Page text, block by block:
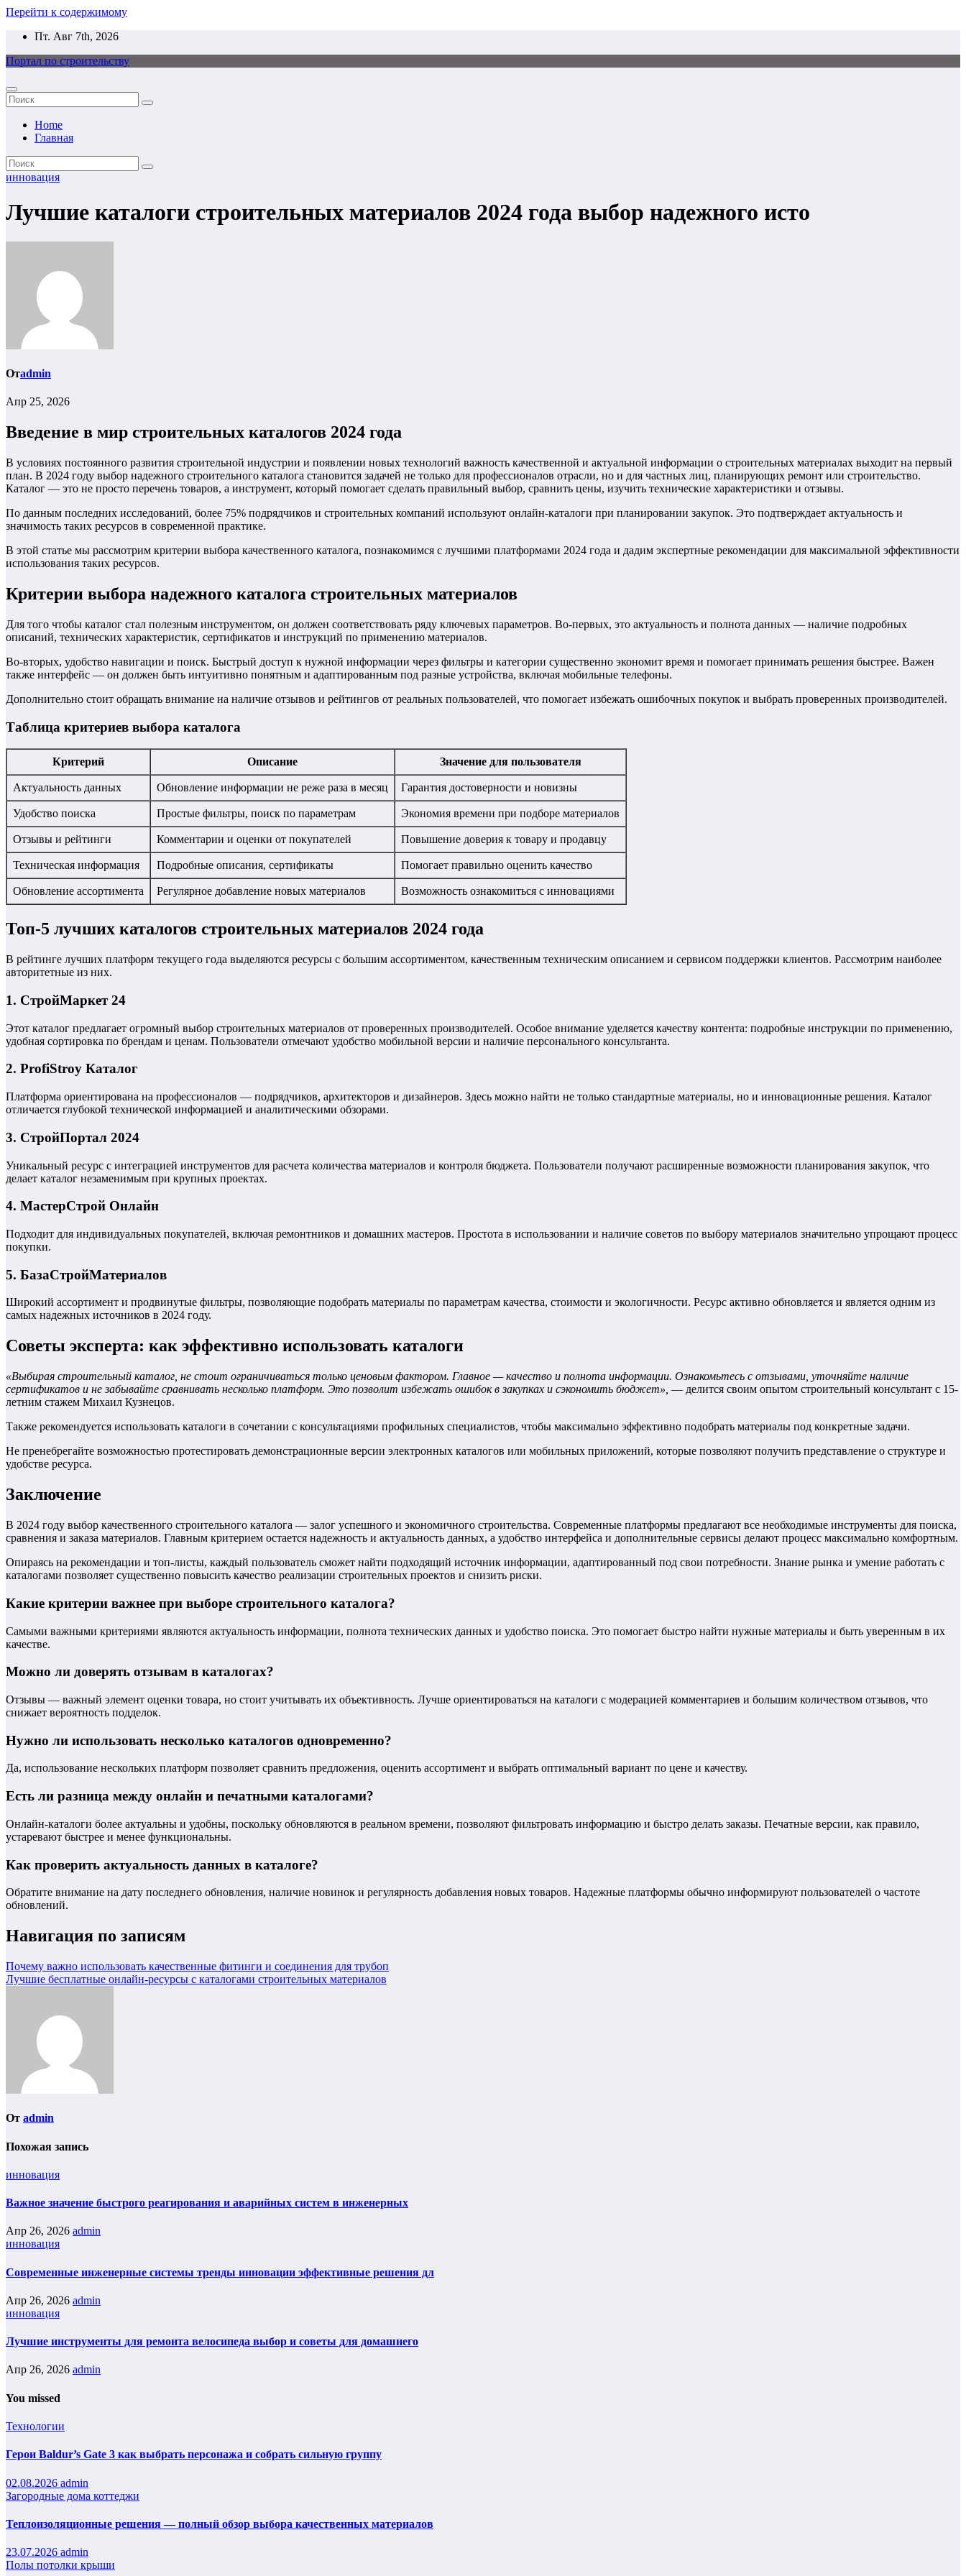
Перейти к содержимому
Пт. Авг 7th, 2026
Портал по строительству
Home
Главная
инновация
Лучшие каталоги строительных материалов 2024 года выбор надежного исто
Отadmin
Апр 25, 2026
Введение в мир строительных каталогов 2024 года
В условиях постоянного развития строительной индустрии и появлении новых технологий важность качественной и актуальной информации о строительных материалах выходит на первый
план. В 2024 году выбор надежного строительного каталога становится задачей не только для профессионалов отрасли, но и для частных лиц, планирующих ремонт или строительство.
Каталог — это не просто перечень товаров, а инструмент, который помогает сделать правильный выбор, сравнить цены, изучить технические характеристики и отзывы.
По данным последних исследований, более 75% подрядчиков и строительных компаний используют онлайн-каталоги при планировании закупок. Это подтверждает актуальность и
значимость таких ресурсов в современной практике.
В этой статье мы рассмотрим критерии выбора качественного каталога, познакомимся с лучшими платформами 2024 года и дадим экспертные рекомендации для максимальной эффективности
использования таких ресурсов.
Критерии выбора надежного каталога строительных материалов
Для того чтобы каталог стал полезным инструментом, он должен соответствовать ряду ключевых параметров. Во-первых, это актуальность и полнота данных — наличие подробных
описаний, технических характеристик, сертификатов и инструкций по применению материалов.
Во-вторых, удобство навигации и поиск. Быстрый доступ к нужной информации через фильтры и категории существенно экономит время и помогает принимать решения быстрее. Важен
также интерфейс — он должен быть интуитивно понятным и адаптированным под разные устройства, включая мобильные телефоны.
Дополнительно стоит обращать внимание на наличие отзывов и рейтингов от реальных пользователей, что помогает избежать ошибочных покупок и выбрать проверенных производителей.
Таблица критериев выбора каталога
Критерий Описание Значение для пользователя
Актуальность данных Обновление информации не реже раза в месяц Гарантия достоверности и новизны
Удобство поиска Простые фильтры, поиск по параметрам Экономия времени при подборе материалов
Отзывы и рейтинги Комментарии и оценки от покупателей Повышение доверия к товару и продавцу
Техническая информация Подробные описания, сертификаты Помогает правильно оценить качество
Обновление ассортимента Регулярное добавление новых материалов Возможность ознакомиться с инновациями
Топ-5 лучших каталогов строительных материалов 2024 года
В рейтинге лучших платформ текущего года выделяются ресурсы с большим ассортиментом, качественным техническим описанием и сервисом поддержки клиентов. Рассмотрим наиболее
авторитетные из них.
1. СтройМаркет 24
Этот каталог предлагает огромный выбор строительных материалов от проверенных производителей. Особое внимание уделяется качеству контента: подробные инструкции по применению,
удобная сортировка по брендам и ценам. Пользователи отмечают удобство мобильной версии и наличие персонального консультанта.
2. ProfiStroy Каталог
Платформа ориентирована на профессионалов — подрядчиков, архитекторов и дизайнеров. Здесь можно найти не только стандартные материалы, но и инновационные решения. Каталог
отличается глубокой технической информацией и аналитическими обзорами.
3. СтройПортал 2024
Уникальный ресурс с интеграцией инструментов для расчета количества материалов и контроля бюджета. Пользователи получают расширенные возможности планирования закупок, что
делает каталог незаменимым при крупных проектах.
4. МастерСтрой Онлайн
Подходит для индивидуальных покупателей, включая ремонтников и домашних мастеров. Простота в использовании и наличие советов по выбору материалов значительно упрощают процесс
покупки.
5. БазаСтройМатериалов
Широкий ассортимент и продвинутые фильтры, позволяющие подобрать материалы по параметрам качества, стоимости и экологичности. Ресурс активно обновляется и является одним из
самых надежных источников в 2024 году.
Советы эксперта: как эффективно использовать каталоги
«Выбирая строительный каталог, не стоит ограничиваться только ценовым фактором. Главное — качество и полнота информации. Ознакомьтесь с отзывами, уточняйте наличие
сертификатов и не забывайте сравнивать несколько платформ. Это позволит избежать ошибок в закупках и сэкономить бюджет», — делится своим опытом строительный консультант с 15-
летним стажем Михаил Кузнецов.
Также рекомендуется использовать каталоги в сочетании с консультациями профильных специалистов, чтобы максимально эффективно подобрать материалы под конкретные задачи.
Не пренебрегайте возможностью протестировать демонстрационные версии электронных каталогов или мобильных приложений, которые позволяют получить представление о структуре и
удобстве ресурса.
Заключение
В 2024 году выбор качественного строительного каталога — залог успешного и экономичного строительства. Современные платформы предлагают все необходимые инструменты для поиска,
сравнения и заказа материалов. Главным критерием остается надежность и актуальность данных, а удобство интерфейса и дополнительные сервисы делают процесс максимально комфортным.
Опираясь на рекомендации и топ-листы, каждый пользователь сможет найти подходящий источник информации, адаптированный под свои потребности. Знание рынка и умение работать с
каталогами позволяет существенно повысить качество реализации строительных проектов и снизить риски.
Какие критерии важнее при выборе строительного каталога?
Самыми важными критериями являются актуальность информации, полнота технических данных и удобство поиска. Это помогает быстро найти нужные материалы и быть уверенным в их
качестве.
Можно ли доверять отзывам в каталогах?
Отзывы — важный элемент оценки товара, но стоит учитывать их объективность. Лучше ориентироваться на каталоги с модерацией комментариев и большим количеством отзывов, что
снижает вероятность подделок.
Нужно ли использовать несколько каталогов одновременно?
Да, использование нескольких платформ позволяет сравнить предложения, оценить ассортимент и выбрать оптимальный вариант по цене и качеству.
Есть ли разница между онлайн и печатными каталогами?
Онлайн-каталоги более актуальны и удобны, поскольку обновляются в реальном времени, позволяют фильтровать информацию и быстро делать заказы. Печатные версии, как правило,
устаревают быстрее и менее функциональны.
Как проверить актуальность данных в каталоге?
Обратите внимание на дату последнего обновления, наличие новинок и регулярность добавления новых товаров. Надежные платформы обычно информируют пользователей о частоте
обновлений.
Навигация по записям
Почему важно использовать качественные фитинги и соединения для трубоп
Лучшие бесплатные онлайн-ресурсы с каталогами строительных материалов
От admin
Похожая запись
инновация
Важное значение быстрого реагирования и аварийных систем в инженерных
Апр 26, 2026 admin
инновация
Современные инженерные системы тренды инновации эффективные решения дл
Апр 26, 2026 admin
инновация
Лучшие инструменты для ремонта велосипеда выбор и советы для домашнего
Апр 26, 2026 admin
You missed
Технологии
Герои Baldur’s Gate 3 как выбрать персонажа и собрать сильную группу
02.08.2026 admin
Загородные дома коттеджи
Теплоизоляционные решения — полный обзор выбора качественных материалов
23.07.2026 admin
Полы потолки крыши